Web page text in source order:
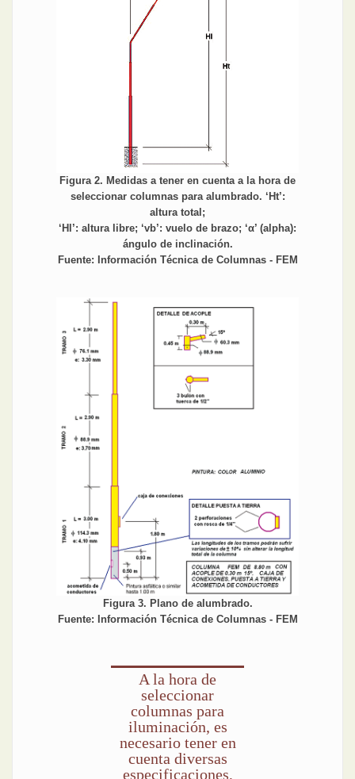
Figura 2. Medidas a tener en cuenta a la hora de
seleccionar columnas para alumbrado. ‘Ht’:
altura total;
‘Hl’: altura libre; ‘vb’: vuelo de brazo; ‘α’ (alpha):
ángulo de inclinación.
Fuente: Información Técnica de Columnas - FEM
Figura 3. Plano de alumbrado.
Fuente: Información Técnica de Columnas - FEM
A la hora de
seleccionar
columnas para
iluminación, es
necesario tener en
cuenta diversas
especificaciones,